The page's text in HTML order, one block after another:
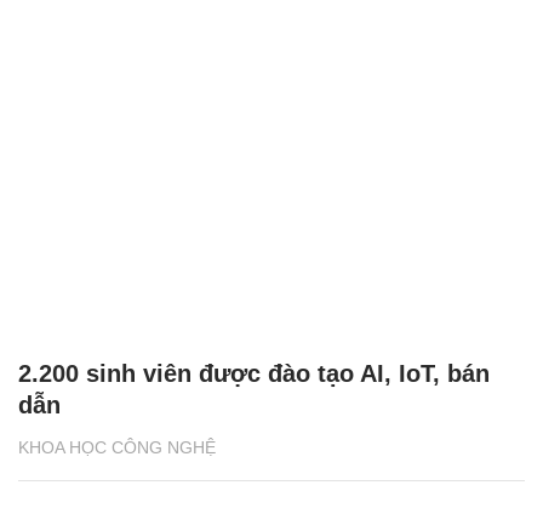
KHOA HỌC CÔNG NGHỆ
2.200 sinh viên được đào tạo AI, IoT, bán
dẫn